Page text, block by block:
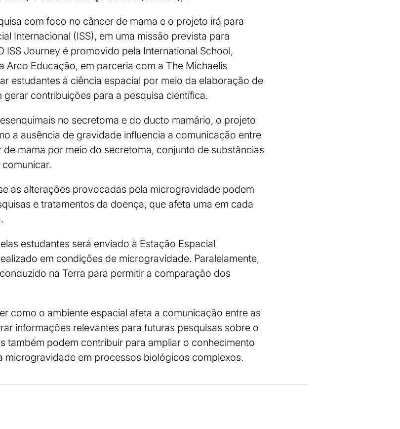
com foco no câncer de mama e o projeto irá para
Internacional (ISS), em uma missão prevista para
ISS Journey é promovido pela International School,
Arco Educação, em parceria com a The Michaelis
estudantes à ciência espacial por meio da elaboração de
contribuições para a pesquisa científica.
no secretoma e do ducto mamário, o projeto
a ausência de gravidade influencia a comunicação entre
mama por meio do secretoma, conjunto de substâncias
as alterações provocadas pela microgravidade podem
e tratamentos da doença, que afeta uma em cada
estudantes será enviado à Estação Espacial
em condições de microgravidade. Paralelamente,
na Terra para permitir a comparação dos
como o ambiente espacial afeta a comunicação entre as
informações relevantes para futuras pesquisas sobre o
também podem contribuir para ampliar o conhecimento
microgravidade em processos biológicos complexos.